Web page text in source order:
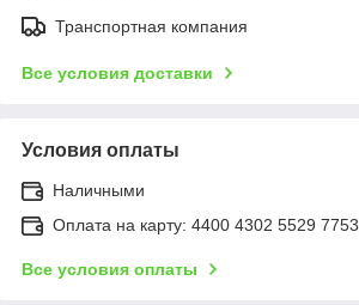
Транспортная компания
Все условия доставки
Условия оплаты
Наличными
Оплата на карту: 4400 4302 5529 7753
Все условия оплаты